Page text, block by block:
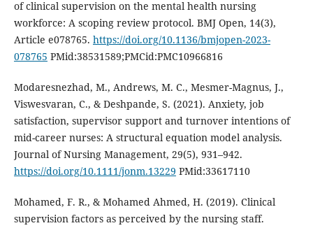
of clinical supervision on the mental health nursing
workforce: A scoping review protocol. BMJ Open, 14(3),
Article e078765. https://doi.org/10.1136/bmjopen-2023-
078765 PMid:38531589;PMCid:PMC10966816
Modaresnezhad, M., Andrews, M. C., Mesmer-Magnus, J.,
Viswesvaran, C., & Deshpande, S. (2021). Anxiety, job
satisfaction, supervisor support and turnover intentions of
mid-career nurses: A structural equation model analysis.
Journal of Nursing Management, 29(5), 931–942.
https://doi.org/10.1111/jonm.13229 PMid:33617110
Mohamed, F. R., & Mohamed Ahmed, H. (2019). Clinical
supervision factors as perceived by the nursing staff.